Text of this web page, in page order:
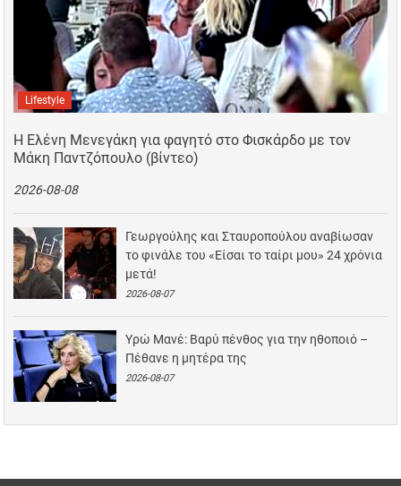
Lifestyle
Η Ελένη Μενεγάκη για φαγητό στο Φισκάρδο με τον
Μάκη Παντζόπουλο (βίντεο)
2026-08-08
Γεωργούλης και Σταυροπούλου αναβίωσαν
το φινάλε του «Είσαι το ταίρι μου» 24 χρόνια
μετά!
2026-08-07
Υρώ Μανέ: Βαρύ πένθος για την ηθοποιό –
Πέθανε η μητέρα της
2026-08-07